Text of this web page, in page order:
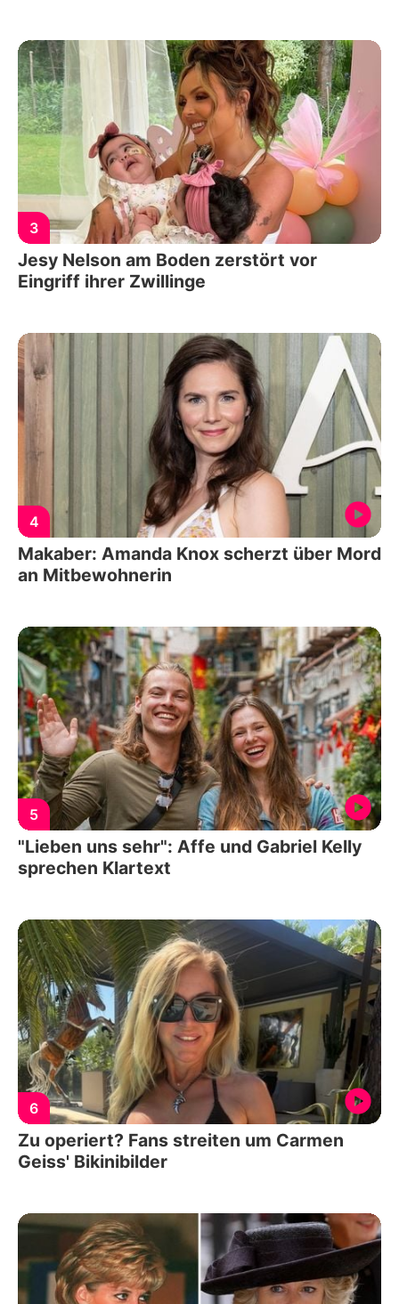
3
Jesy Nelson am Boden zerstört vor
Eingriff ihrer Zwillinge
4
Makaber: Amanda Knox scherzt über Mord
an Mitbewohnerin
5
"Lieben uns sehr": Affe und Gabriel Kelly
sprechen Klartext
6
Zu operiert? Fans streiten um Carmen
Geiss' Bikinibilder